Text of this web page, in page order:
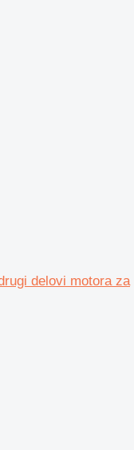
delovi motora za